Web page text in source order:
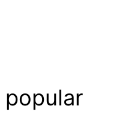
popular